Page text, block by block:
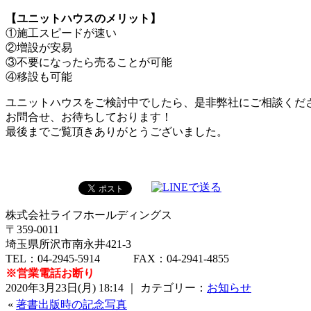
【ユニットハウスのメリット】
①施工スピードが速い
②増設が安易
③不要になったら売ることが可能
④移設も可能
ユニットハウスをご検討中でしたら、是非弊社にご相談くだ
お問合せ、お待ちしております！
最後までご覧頂きありがとうございました。
株式会社ライフホールディングス
〒359-0011
埼玉県所沢市南永井421-3
TEL：04-2945-5914 FAX：04-2941-4855
※営業電話お断り
2020年3月23日(月) 18:14 ｜ カテゴリー： お知らせ
« 著書出版時の記念写真